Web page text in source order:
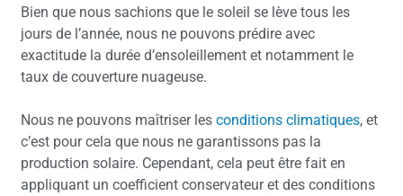
Bien que nous sachions que le soleil se lève tous les
jours de l’année, nous ne pouvons prédire avec
exactitude la durée d’ensoleillement et notamment le
taux de couverture nuageuse.
Nous ne pouvons maîtriser les conditions climatiques, et
c’est pour cela que nous ne garantissons pas la
production solaire. Cependant, cela peut être fait en
appliquant un coefficient conservateur et des conditions